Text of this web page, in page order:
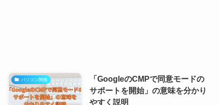
パソコン関係
「GoogleのCMPで同意モードの
サポートを開始」の意味を分かり
やすく説明